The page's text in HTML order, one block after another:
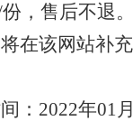
，售后不退。
该网站补
：2022年01